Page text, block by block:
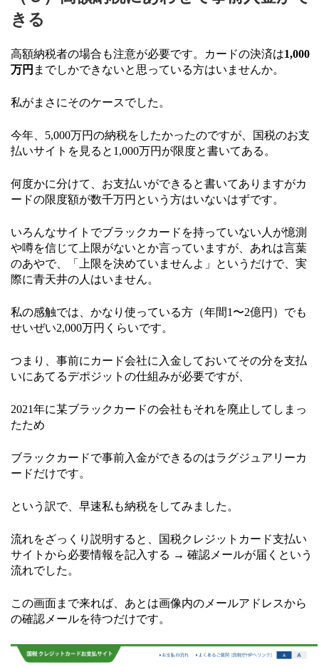
きる
高額納税者の場合も注意が必要です。カードの決済は1,000
万円 までしかできないと思っている方はいませんか。
私がまさにそのケースでした。
今年、5,000万円の納税をしたかったのですが、国税のお支
払いサイトを見ると1,000万円が限度と書いてある。
何度かに分けて、お支払いができると書いてありますがカ
ードの限度額が数千万円という方はいないはずです。
いろんなサイトでブラックカードを持っていない人が憶測
や噂を信じて上限がないとか言っていますが、あれは言葉
のあやで、「上限を決めていませんよ」というだけで、実
際に青天井の人はいません。
私の感触では、かなり使っている方（年間1〜2億円）でも
せいぜい2,000万円くらいです。
つまり、事前にカード会社に入金しておいてその分を支払
いにあてるデポジットの仕組みが必要ですが、
2021年に某ブラックカードの会社もそれを廃止してしまっ
たため
ブラックカードで事前入金ができるのはラグジュアリーカ
ードだけです。
という訳で、早速私も納税をしてみました。
流れをざっくり説明すると、国税クレジットカード支払い
サイトから必要情報を記入する → 確認メールが届くという
流れでした。
この画面まで来れば、あとは画像内のメールアドレスから
の確認メールを待つだけです。